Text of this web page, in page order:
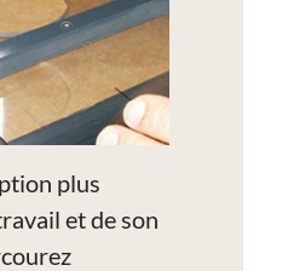
plus
et de son